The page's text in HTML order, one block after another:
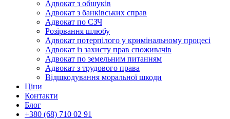
Адвокат з обшуків
Адвокат з банківських справ
Адвокат по СЗЧ
Розірвання шлюбу
Адвокат потерпілого у кримінальному процесі
Адвокат із захисту прав споживачів
Адвокат по земельним питанням
Адвокат з трудового права
Відшкодування моральної шкоди
Ціни
Контакти
Блог
+380 (68) 710 02 91